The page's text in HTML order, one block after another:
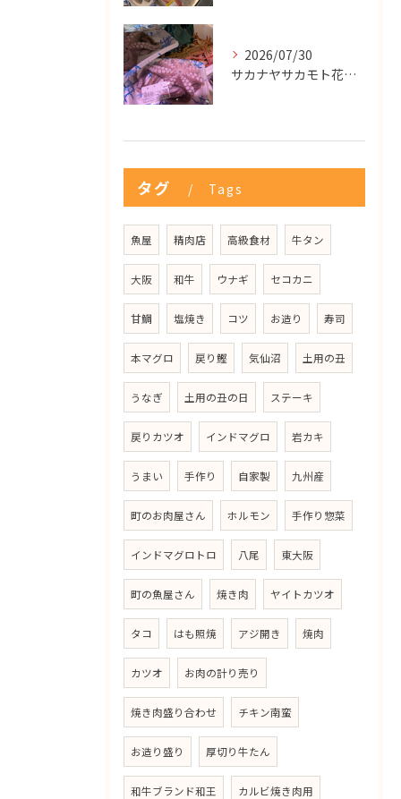
2026/07/30
サカナヤサカモト花園店
タグ Tags
魚屋 精肉店 高級食材 牛タン
大阪 和牛 ウナギ セコカニ
甘鯛 塩焼き コツ お造り 寿司
本マグロ 戻り鰹 気仙沼 土用の丑
うなぎ 土用の丑の日 ステーキ
戻りカツオ インドマグロ 岩カキ
うまい 手作り 自家製 九州産
町のお肉屋さん ホルモン 手作り惣菜
インドマグロトロ 八尾 東大阪
町の魚屋さん 焼き肉 ヤイトカツオ
タコ はも照焼 アジ開き 焼肉
カツオ お肉の計り売り
焼き肉盛り合わせ チキン南蛮
お造り盛り 厚切り牛たん
和牛ブランド和王 カルビ焼き肉用